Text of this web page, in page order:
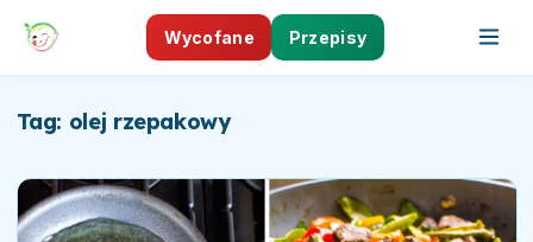
Wycofane Przepisy
Tag: olej rzepakowy